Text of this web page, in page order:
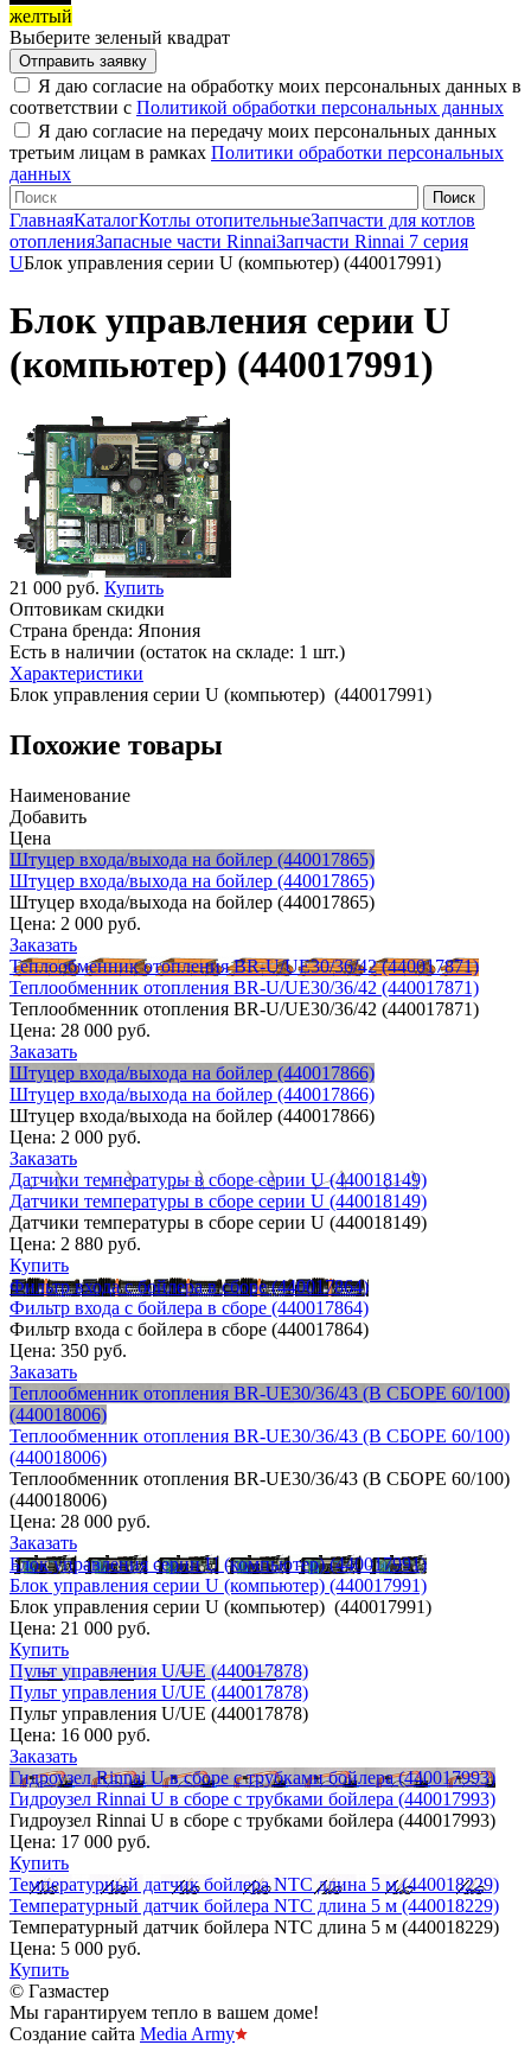
желтый
Выберите зеленый квадрат
Я даю согласие на обработку моих персональных данных в
соответствии с Политикой обработки персональных данных
Я даю согласие на передачу моих персональных данных
третьим лицам в рамках Политики обработки персональных
данных
ГлавнаяКаталогКотлы отопительныеЗапчасти для котлов
отопленияЗапасные части RinnaiЗапчасти Rinnai 7 серия
UБлок управления серии U (компьютер) (440017991)
Блок управления серии U
(компьютер) (440017991)
21 000 руб. Купить
Оптовикам скидки
Страна бренда: Япония
Есть в наличии (остаток на складе: 1 шт.)
Характеристики
Блок управления серии U (компьютер) (440017991)
Похожие товары
Наименование
Добавить
Цена
Штуцер входа/выхода на бойлер (440017865)
Штуцер входа/выхода на бойлер (440017865)
Штуцер входа/выхода на бойлер (440017865)
Цена: 2 000 руб.
Заказать
Теплообменник отопления BR-U/UЕ30/36/42 (440017871)
Теплообменник отопления BR-U/UЕ30/36/42 (440017871)
Теплообменник отопления BR-U/UЕ30/36/42 (440017871)
Цена: 28 000 руб.
Заказать
Штуцер входа/выхода на бойлер (440017866)
Штуцер входа/выхода на бойлер (440017866)
Штуцер входа/выхода на бойлер (440017866)
Цена: 2 000 руб.
Заказать
Датчики температуры в сборе серии U (440018149)
Датчики температуры в сборе серии U (440018149)
Датчики температуры в сборе серии U (440018149)
Цена: 2 880 руб.
Купить
Фильтр входа с бойлера в сборе (440017864)
Фильтр входа с бойлера в сборе (440017864)
Фильтр входа с бойлера в сборе (440017864)
Цена: 350 руб.
Заказать
Теплообменник отопления BR-UЕ30/36/43 (В СБОРЕ 60/100)
(440018006)
Теплообменник отопления BR-UЕ30/36/43 (В СБОРЕ 60/100)
(440018006)
Теплообменник отопления BR-UЕ30/36/43 (В СБОРЕ 60/100)
(440018006)
Цена: 28 000 руб.
Заказать
Блок управления серии U (компьютер) (440017991)
Блок управления серии U (компьютер) (440017991)
Блок управления серии U (компьютер) (440017991)
Цена: 21 000 руб.
Купить
Пульт управления U/UE (440017878)
Пульт управления U/UE (440017878)
Пульт управления U/UE (440017878)
Цена: 16 000 руб.
Заказать
Гидроузел Rinnai U в сборе с трубками бойлера (440017993)
Гидроузел Rinnai U в сборе с трубками бойлера (440017993)
Гидроузел Rinnai U в сборе с трубками бойлера (440017993)
Цена: 17 000 руб.
Купить
Температурный датчик бойлера NTC длина 5 м (440018229)
Температурный датчик бойлера NTC длина 5 м (440018229)
Температурный датчик бойлера NTC длина 5 м (440018229)
Цена: 5 000 руб.
Купить
© Газмастер
Мы гарантируем тепло в вашем доме!
Создание сайта Media Army